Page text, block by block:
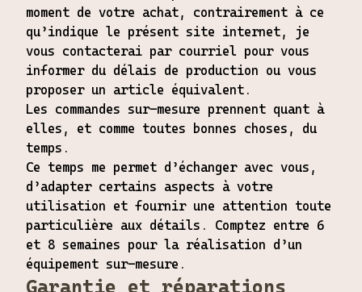
moment de votre achat, contrairement à ce
qu’indique le présent site internet, je
vous contacterai par courriel pour vous
informer du délais de production ou vous
proposer un article équivalent.
Les commandes sur-mesure prennent quant à
elles, et comme toutes bonnes choses, du
temps.
Ce temps me permet d’échanger avec vous,
d’adapter certains aspects à votre
utilisation et fournir une attention toute
particulière aux détails. Comptez entre 6
et 8 semaines pour la réalisation d’un
équipement sur-mesure.
Garantie et réparations